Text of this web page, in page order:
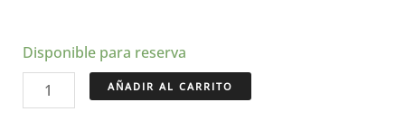
Disponible para reserva
Sofá
de
AÑADIR AL CARRITO